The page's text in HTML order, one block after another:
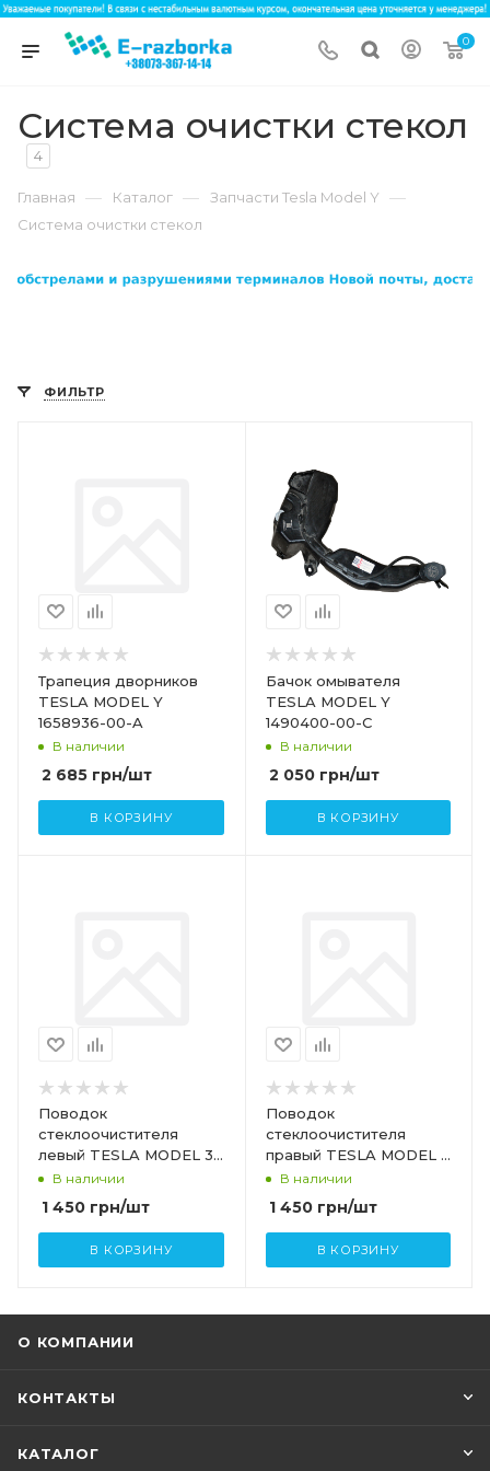
0
Система очистки стекол
4
Главная — Каталог — Запчасти Tesla Model Y —
Система очистки стекол
ФИЛЬТР
Трапеция дворников
TESLA MODEL Y
1658936-00-A
В наличии
2 685 грн/шт
В КОРЗИНУ
Бачок омывателя
TESLA MODEL Y
1490400-00-C
В наличии
2 050грн/шт
В КОРЗИНУ
Поводок
стеклоочистителя
левый TESLA MODEL 3
HIGHLAND MODEL Y
1658941-00-A 1490247-
00-A
В наличии
1 450 грн/шт
В КОРЗИНУ
Поводок
стеклоочистителя
правый TESLA MODEL 3
HIGHLAND MODEL Y
1658938-00-A 1490250-
00-A
В наличии
1 450грн/шт
В КОРЗИНУ
О КОМПАНИИ
КОНТАКТЫ
КАТАЛОГ